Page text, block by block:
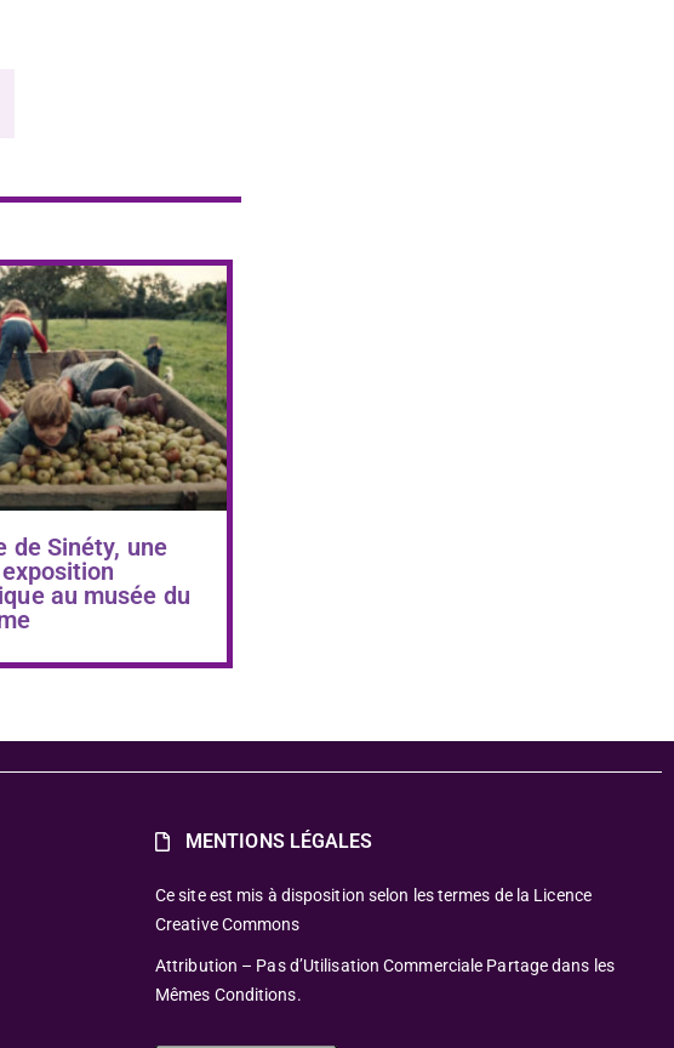
de Sinéty, une
au musée du
MENTIONS LÉGALES
Ce site est mis à disposition selon les termes de la Licence
Creative Commons
Attribution – Pas d’Utilisation Commerciale Partage dans les
Mêmes Conditions.